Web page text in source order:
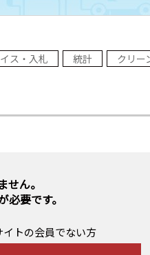
ス・入札 統計 クリー
せん。
必要です。
イトの会員でない方